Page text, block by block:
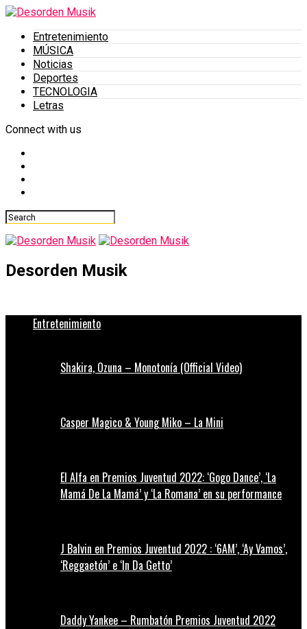
Entretenimiento
MÚSICA
Noticias
Deportes
TECNOLOGIA
Letras
Connect with us
Desorden Musik
Entretenimiento
Shakira, Ozuna – Monotonía (Official Video)
Casper Magico & Young Miko – La Mini
El Alfa en Premios Juventud 2022: ‘Gogo Dance’, ‘La
Mamá De La Mamá’ y ‘La Romana’ en su performance
J Balvin en Premios Juventud 2022 : ‘6AM’, ‘Ay Vamos’,
‘Reggaetón’ e ‘In Da Getto’
Daddy Yankee – Rumbatón Premios Juventud 2022